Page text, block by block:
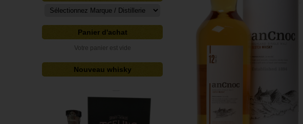
Panier d'achat
Votre panier est vide
Nouveau whisky